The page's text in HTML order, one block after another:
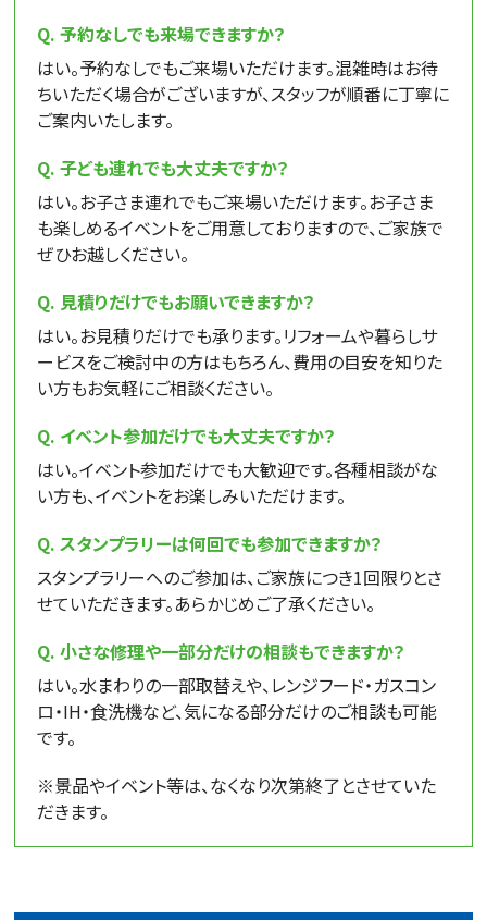
予約なしでも来場できますか？
はい。予約なしでもご来場いただけます。混雑時はお待
ちいただく場合がございますが、スタッフが順番に丁寧に
ご案内いたします。
子ども連れでも大丈夫ですか？
はい。お子さま連れでもご来場いただけます。お子さま
も楽しめるイベントをご用意しておりますので、ご家族で
ぜひお越しください。
見積りだけでもお願いできますか？
はい。お見積りだけでも承ります。リフォームや暮らしサ
ービスをご検討中の方はもちろん、費用の目安を知りた
い方もお気軽にご相談ください。
イベント参加だけでも大丈夫ですか？
はい。イベント参加だけでも大歓迎です。各種相談がな
い方も、イベントをお楽しみいただけます。
スタンプラリーは何回でも参加できますか？
スタンプラリーへのご参加は、ご家族につき1回限りとさ
せていただきます。あらかじめご了承ください。
小さな修理や一部分だけの相談もできますか？
はい。水まわりの一部取替えや、レンジフード・ガスコン
ロ・IH・食洗機など、気になる部分だけのご相談も可能
です。
※景品やイベント等は、なくなり次第終了とさせていた
だきます。